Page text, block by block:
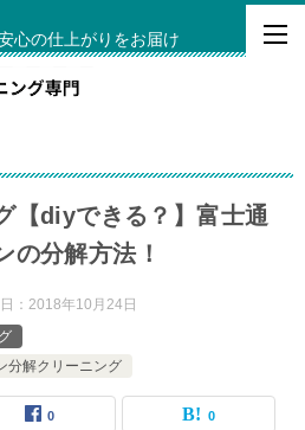
心の仕上がりをお届け
【diyできる？】富士通
の分解方法！
： 2018年10月24日
分解クリーニング
0 0